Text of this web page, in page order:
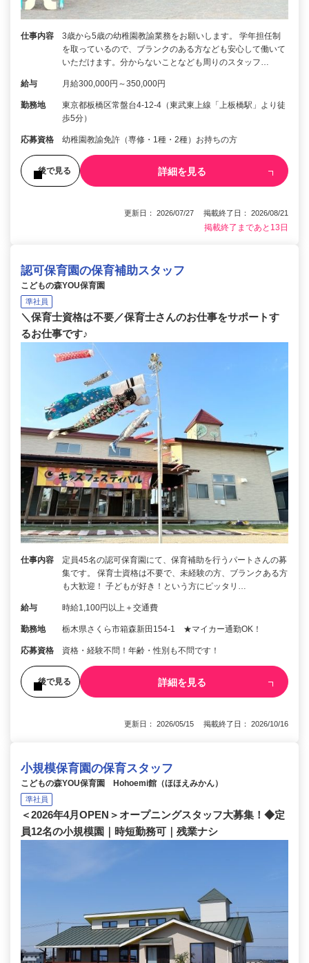
仕事内容
3歳から5歳の幼稚園教諭業務をお願いします。 学年担任制
を取っているので、ブランクのある方なども安心して働いて
いただけます。分からないことなども周りのスタッフ…
給与 月給300,000円～350,000円
勤務地
東京都板橋区常盤台4-12-4（東武東上線「上板橋駅」より徒
歩5分）
応募資格 幼稚園教諭免許（専修・1種・2種）お持ちの方
後で見る 詳細を見る
更新日： 2026/07/27 掲載終了日： 2026/08/21
掲載終了まであと13日
認可保育園の保育補助スタッフ
こどもの森YOU保育園
準社員
＼保育士資格は不要／保育士さんのお仕事をサポートす
るお仕事です♪
仕事内容
定員45名の認可保育園にて、保育補助を行うパートさんの募
集です。 保育士資格は不要で、未経験の方、ブランクある方
も大歓迎！ 子どもが好き！という方にピッタリ…
給与 時給1,100円以上＋交通費
勤務地 栃木県さくら市箱森新田154‐1 ★マイカー通勤OK！
応募資格 資格・経験不問！年齢・性別も不問です！
後で見る 詳細を見る
更新日： 2026/05/15 掲載終了日： 2026/10/16
小規模保育園の保育スタッフ
こどもの森YOU保育園 Hohoemi館（ほほえみかん）
準社員
＜2026年4月OPEN＞オープニングスタッフ大募集！◆定
員12名の小規模園｜時短勤務可｜残業ナシ